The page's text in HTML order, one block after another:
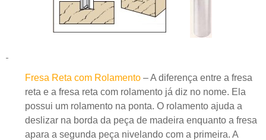
Fresa Reta com Rolamento – A diferença entre a fresa
reta e a fresa reta com rolamento já diz no nome. Ela
possui um rolamento na ponta. O rolamento ajuda a
deslizar na borda da peça de madeira enquanto a fresa
apara a segunda peça nivelando com a primeira. A